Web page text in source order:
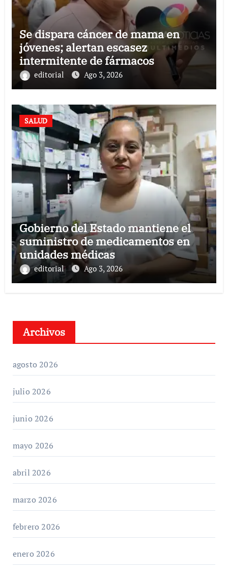
Se dispara cáncer de mama en
jóvenes; alertan escasez
intermitente de fármacos
editorial Ago 3, 2026
SALUD
Gobierno del Estado mantiene el
suministro de medicamentos en
unidades médicas
editorial Ago 3, 2026
Archivos
agosto 2026
julio 2026
junio 2026
mayo 2026
abril 2026
marzo 2026
febrero 2026
enero 2026